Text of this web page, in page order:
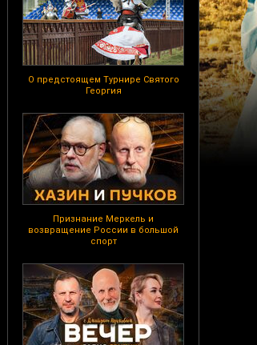
О предстоящем Турнире Святого
Георгия
Признание Меркель и
возвращение России в большой
спорт